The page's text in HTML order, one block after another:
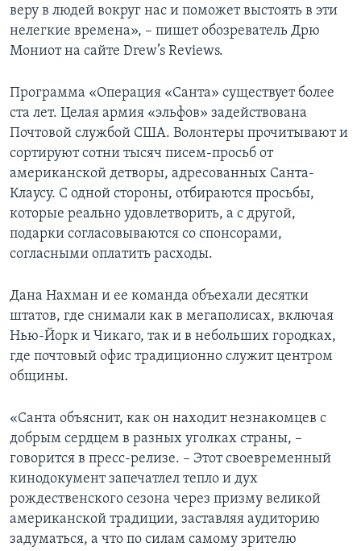
веру в людей вокруг нас и поможет выстоять в эти
нелегкие времена», – пишет обозреватель Дрю
Мониот на сайте Drew’s Reviews.
Программа «Операция «Санта» существует более
ста лет. Целая армия «эльфов» задействована
Почтовой службой США. Волонтеры прочитывают и
сортируют сотни тысяч писем-просьб от
американской детворы, адресованных Санта-
Клаусу. С одной стороны, отбираются просьбы,
которые реально удовлетворить, а с другой,
подарки согласовываются со спонсорами,
согласными оплатить расходы.
Дана Нахман и ее команда объехали десятки
штатов, где снимали как в мегаполисах, включая
Нью-Йорк и Чикаго, так и в небольших городках,
где почтовый офис традиционно служит центром
общины.
«Санта объяснит, как он находит незнакомцев с
добрым сердцем в разных уголках страны, –
говорится в пресс-релизе. – Этот своевременный
кинодокумент запечатлел тепло и дух
рождественского сезона через призму великой
американской традиции, заставляя аудиторию
задуматься, а что по силам самому зрителю